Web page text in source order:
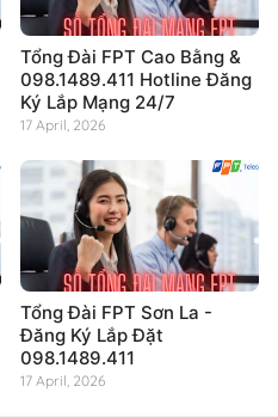
Tổng Đài FPT Cao Bằng &
098.1489.411 Hotline Đăng
Ký Lắp Mạng 24/7
17 April, 2026
Tổng Đài FPT Sơn La -
Đăng Ký Lắp Đặt
098.1489.411
17 April, 2026